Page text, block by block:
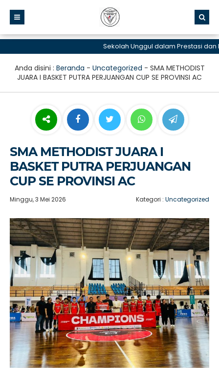
Sekolah Unggul dalam Prestasi dan
Anda disini : Beranda - Uncategorized - SMA METHODIST
JUARA I BASKET PUTRA PERJUANGAN CUP SE PROVINSI AC
SMA METHODIST JUARA I
BASKET PUTRA PERJUANGAN
CUP SE PROVINSI AC
Minggu, 3 Mei 2026 Kategori : Uncategorized